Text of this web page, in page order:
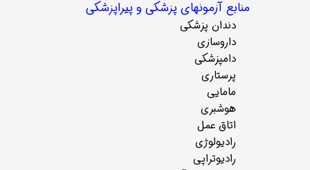
منابع آزمونهای پزشکی و پیراپزشکی
دندان پزشکی
داروسازی
دامپزشکی
پرستاری
مامایی
هوشبری
اتاق عمل
رادیولوژی
رادیوتراپی